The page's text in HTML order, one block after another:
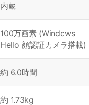
内蔵
100万画素 (Windows
Hello 顔認証カメラ搭載)
約 6.0時間
約 1.73kg